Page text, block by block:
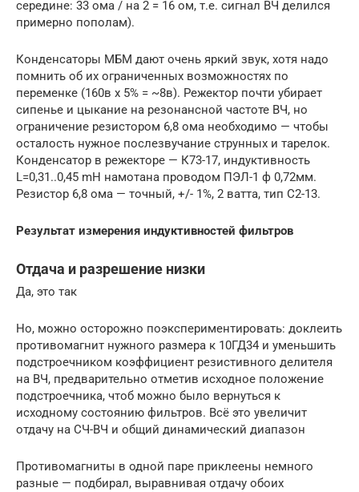
середине: 33 ома / на 2 = 16 ом, т.е. сигнал ВЧ делился
примерно пополам).
Конденсаторы МБМ дают очень яркий звук, хотя надо
помнить об их ограниченных возможностях по
переменке (160в х 5% = ~8в). Режектор почти убирает
сипенье и цыкание на резонансной частоте ВЧ, но
ограничение резистором 6,8 ома необходимо — чтобы
осталость нужное послезвучание струнных и тарелок.
Конденсатор в режекторе — К73-17, индуктивность
L=0,31..0,45 mH намотана проводом ПЭЛ-1 ф 0,72мм.
Резистор 6,8 ома — точный, +/- 1%, 2 ватта, тип С2-13.
Результат измерения индуктивностей фильтров
Отдача и разрешение низки
Да, это так
Но, можно осторожно поэкспериментировать: доклеить
противомагнит нужного размера к 10ГД34 и уменьшить
подстроечником коэффициент резистивного делителя
на ВЧ, предварительно отметив исходное положение
подстроечника, чтоб можно было вернуться к
исходному состоянию фильтров. Всё это увеличит
отдачу на СЧ-ВЧ и общий динамический диапазон
Противомагниты в одной паре приклеены немного
разные — подбирал, выравнивая отдачу обоих